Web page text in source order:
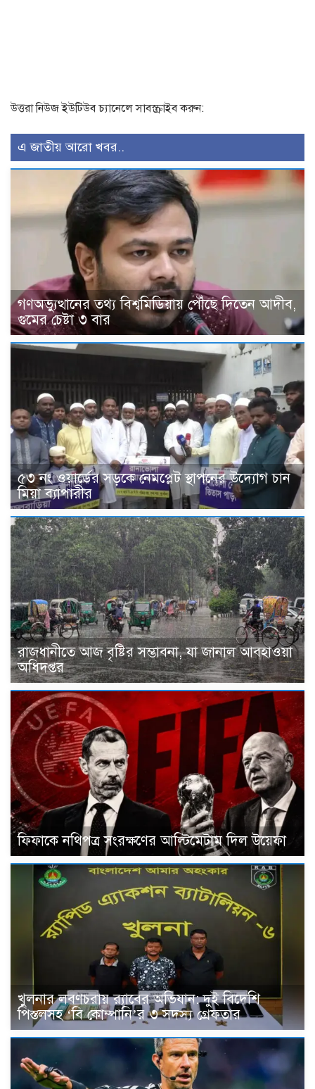
উত্তরা নিউজ ইউটিউব চ্যানেলে সাবস্ক্রাইব করুন:
এ জাতীয় আরো খবর..
গণঅভ্যুত্থানের তথ্য বিশ্বমিডিয়ায় পৌঁছে দিতেন আদীব,
গুমের চেষ্টা ৩ বার
৫৩ নং ওয়ার্ডের সড়কে নেমপ্লেট স্থাপনের উদ্যোগ চান
মিয়া ব্যাপারীর
রাজধানীতে আজ বৃষ্টির সম্ভাবনা, যা জানাল আবহাওয়া
অধিদপ্তর
ফিফাকে নথিপত্র সংরক্ষণের আল্টিমেটাম দিল উয়েফা
খুলনার লবণচরায় র‍্যাবের অভিযান: দুই বিদেশি
পিস্তলসহ ‘বি কোম্পানি’র ৩ সদস্য গ্রেফতার